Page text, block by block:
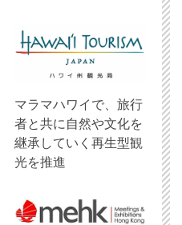
マラマハワイで、旅行
者と共に自然や文化を
継承していく再生型観
光を推進